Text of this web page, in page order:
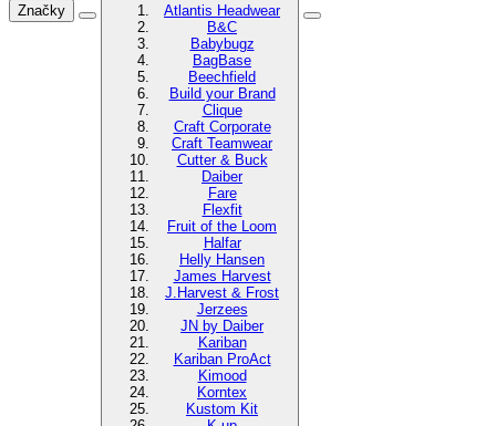
Značky
Atlantis Headwear
B&C
Babybugz
BagBase
Beechfield
Build your Brand
Clique
Craft Corporate
Craft Teamwear
Cutter & Buck
Daiber
Fare
Flexfit
Fruit of the Loom
Halfar
Helly Hansen
James Harvest
J.Harvest & Frost
Jerzees
JN by Daiber
Kariban
Kariban ProAct
Kimood
Korntex
Kustom Kit